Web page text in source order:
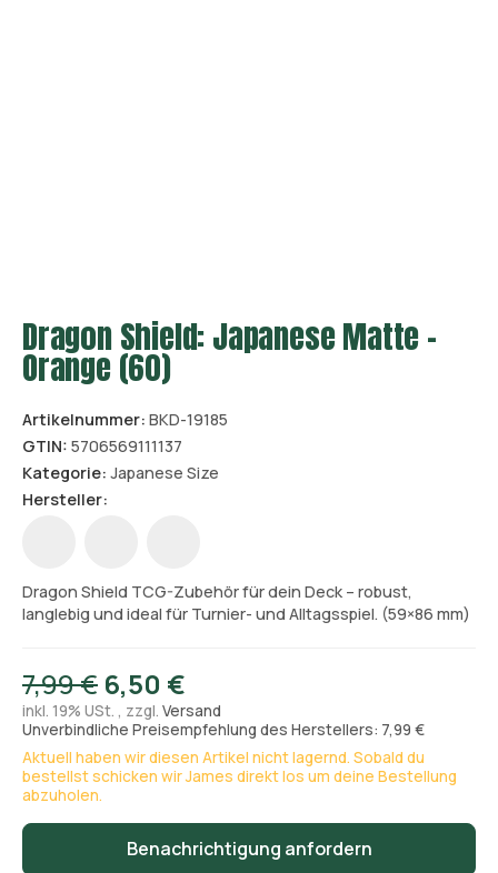
Dragon Shield: Japanese Matte –
Orange (60)
Artikelnummer: BKD-19185
GTIN: 5706569111137
Kategorie: Japanese Size
Hersteller:
Dragon Shield TCG-Zubehör für dein Deck – robust,
langlebig und ideal für Turnier- und Alltagsspiel. (59×86 mm)
7,99 € 6,50 €
inkl. 19% USt. , zzgl. Versand
Unverbindliche Preisempfehlung des Herstellers: 7,99 €
Aktuell haben wir diesen Artikel nicht lagernd. Sobald du
bestellst schicken wir James direkt los um deine Bestellung
abzuholen.
Benachrichtigung anfordern